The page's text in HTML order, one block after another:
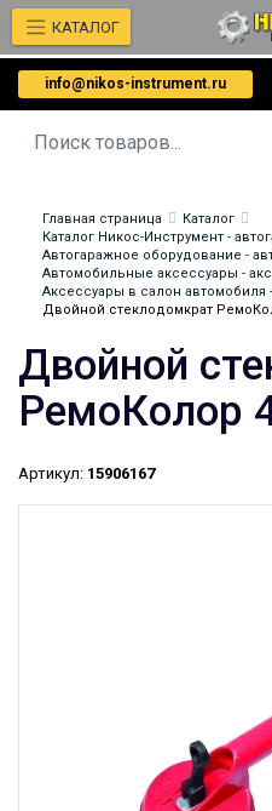
info@nikos-instrument.ru
КАТАЛОГ
Главная страница
Каталог
Каталог Никос-Инструмент -
Автогаражное оборудование -
Автомобильные аксессуары -
Аксессуары в салон автомобиля
Двойной стеклодомкрат
Двойной
РемоКолор
Артикул: 15906167